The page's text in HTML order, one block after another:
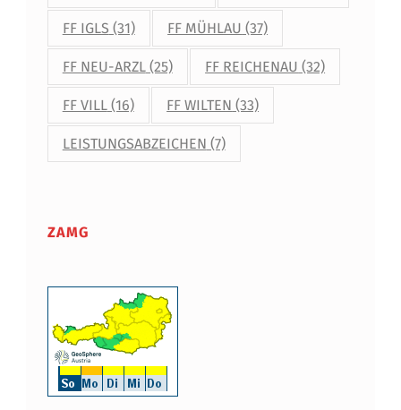
R
B
S
T
I
T
N
L
I
N
FF IGLS (31) FF MÜHLAU (37)
FF NEU-ARZL(25) FF REICHENAU (32)
FF VILL(16) FF WILTEN (33)
LEISTUNGSABZEICHEN (7)
ZAMG